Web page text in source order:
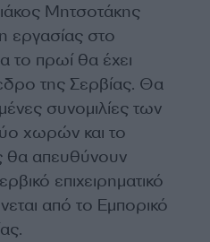
Μητσοτάκης
εργασίας στο
το πρωί θα έχει
της Σερβίας. Θα
συνομιλίες των
χωρών και το
θα απευθύνουν
επιχειρηματικό
από το Εμπορικό